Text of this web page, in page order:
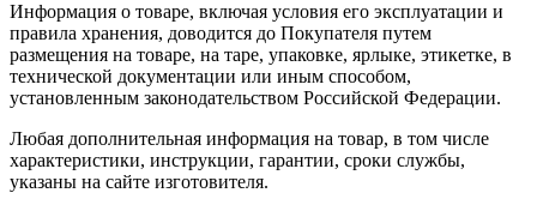
Информация о товаре, включая условия его эксплуатации и
правила хранения, доводится до Покупателя путем
размещения на товаре, на таре, упаковке, ярлыке, этикетке, в
технической документации или иным способом,
установленным законодательством Российской Федерации.
Любая дополнительная информация на товар, в том числе
характеристики, инструкции, гарантии, сроки службы,
указаны на сайте изготовителя.